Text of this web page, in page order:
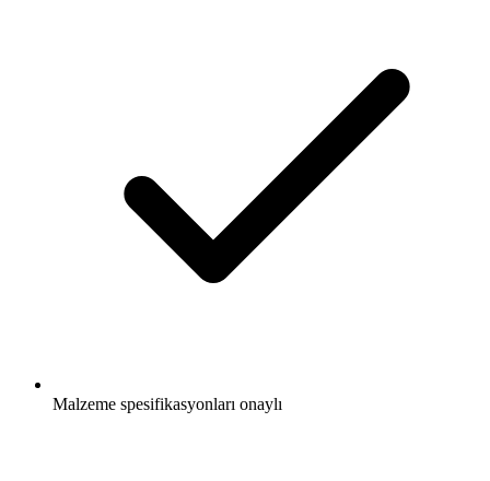
Malzeme spesifikasyonları onaylı